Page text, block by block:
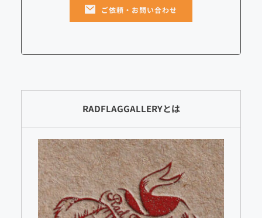
ご依頼・お問い合わせ
RADFLAGGALLERYとは